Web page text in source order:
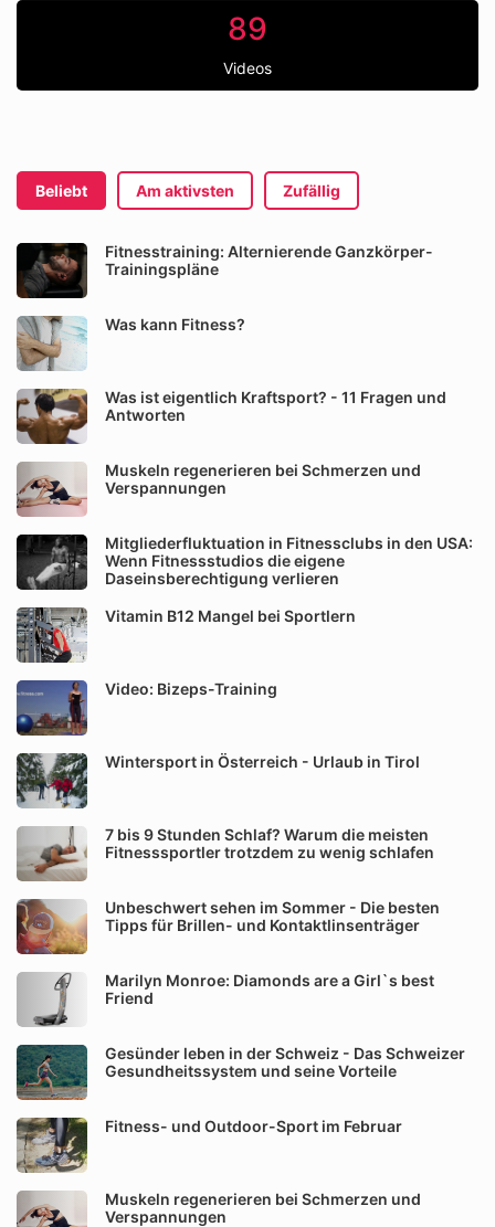
89
Videos
Beliebt Am aktivsten Zufällig
Fitnesstraining: Alternierende Ganzkörper-
Trainingspläne
Was kann Fitness?
Was ist eigentlich Kraftsport? - 11 Fragen und
Antworten
Muskeln regenerieren bei Schmerzen und
Verspannungen
Mitgliederfluktuation in Fitnessclubs in den USA:
Wenn Fitnessstudios die eigene
Daseinsberechtigung verlieren
Vitamin B12 Mangel bei Sportlern
Video: Bizeps-Training
Wintersport in Österreich - Urlaub in Tirol
7 bis 9 Stunden Schlaf? Warum die meisten
Fitnesssportler trotzdem zu wenig schlafen
Unbeschwert sehen im Sommer - Die besten
Tipps für Brillen- und Kontaktlinsenträger
Marilyn Monroe: Diamonds are a Girl`s best
Friend
Gesünder leben in der Schweiz - Das Schweizer
Gesundheitssystem und seine Vorteile
Fitness- und Outdoor-Sport im Februar
Muskeln regenerieren bei Schmerzen und
Verspannungen